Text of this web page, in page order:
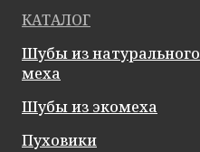
КАТАЛОГ
Шубы из натурального
меха
Шубы из экомеха
Пуховики